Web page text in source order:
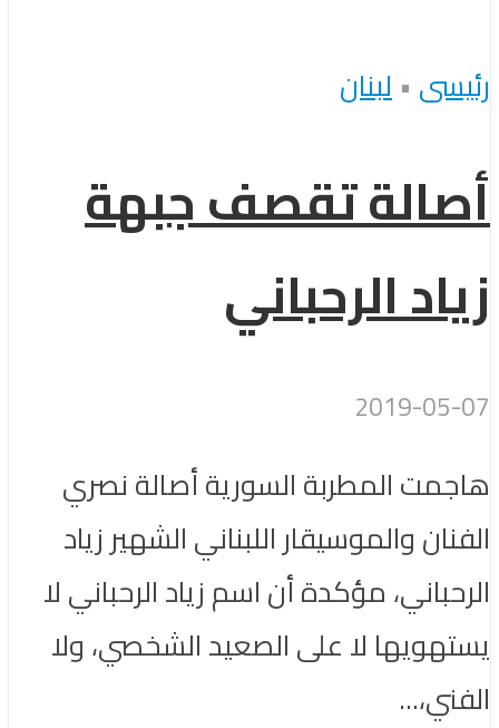
رئيسى •لبنان
أصالة تقصف جبهة
زياد الرحباني
2019-05-07
هاجمت المطربة السورية أصالة نصري
الفنان والموسيقار اللبناني الشهير زياد
الرحباني، مؤكدة أن اسم زياد الرحباني لا
يستهويها لا على الصعيد الشخصي، ولا
الفني،...